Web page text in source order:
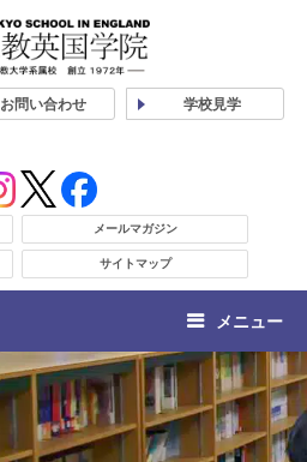
お問い合わせ 学校見学
メールマガジン
サイトマップ
メニュー